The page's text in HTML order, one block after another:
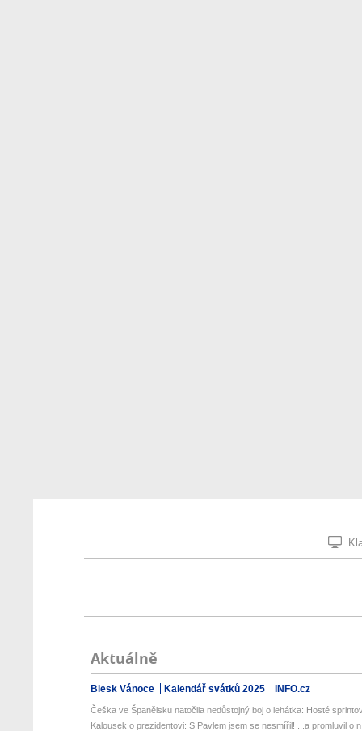
Aktuálně
Blesk Vánoce Kalendář svátků 2025 INFO.cz
Češka ve Španělsku natočila nedůstojný boj o lehátka: Hosté
Kalousek o prezidentovi: S Pavlem jsem se nesmířil! ...a promluvil o